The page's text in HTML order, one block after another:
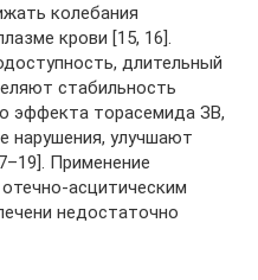
колебания
крови [15, 16].
длительный
стабильность
эффекта торасемида ЗВ,
нарушения, улучшают
Применение
асцитическим
недостаточно